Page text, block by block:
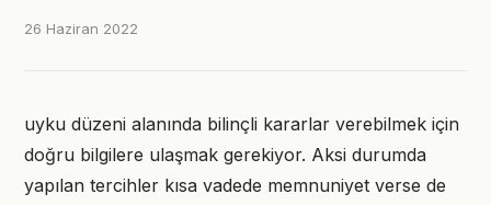
26 Haziran 2022
uyku düzeni alanında bilinçli kararlar verebilmek için
doğru bilgilere ulaşmak gerekiyor. Aksi durumda
yapılan tercihler kısa vadede memnuniyet verse de